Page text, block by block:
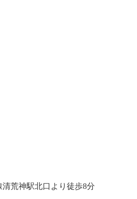
清荒神駅北口より徒歩8分